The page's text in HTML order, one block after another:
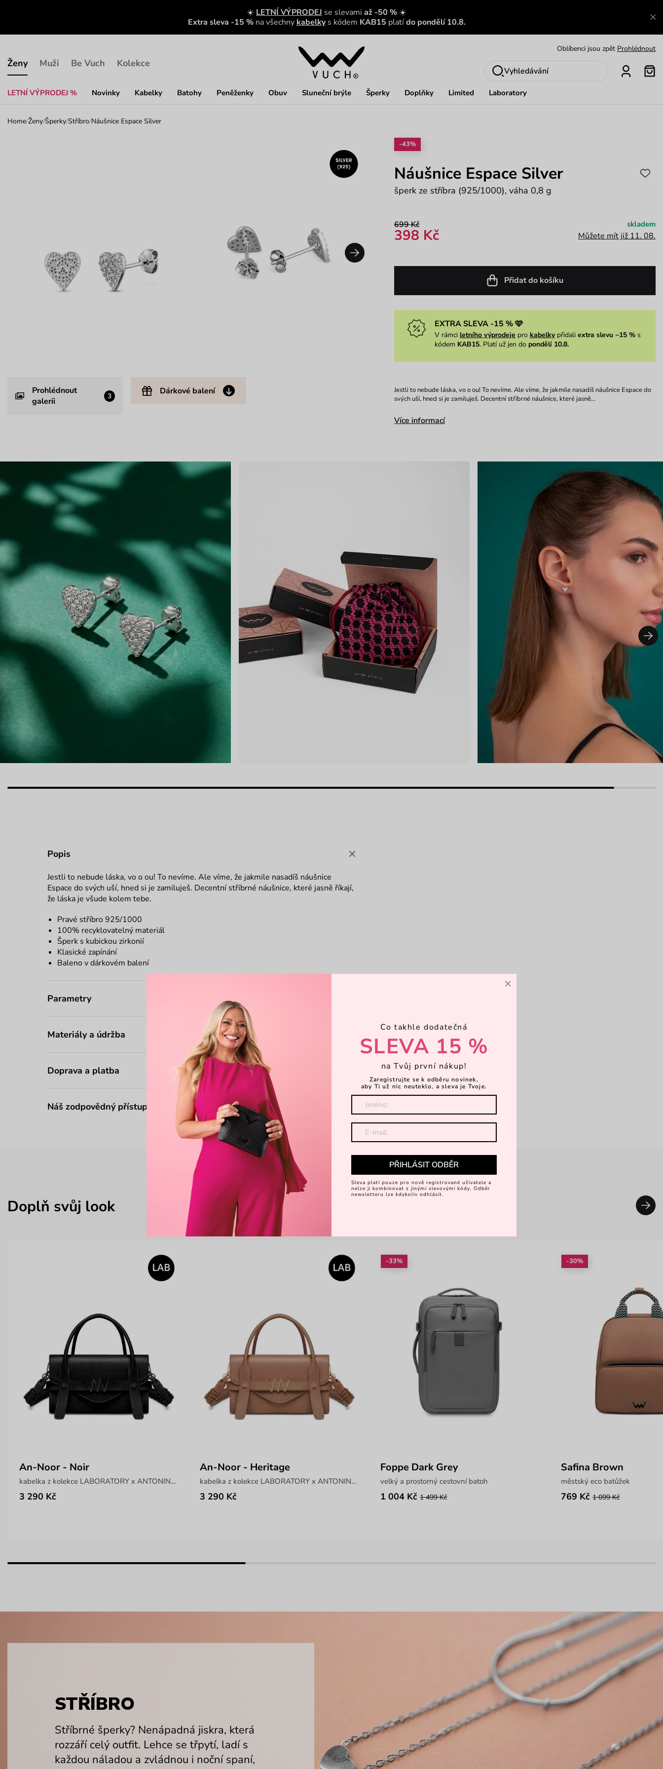
☀️ LETNÍ VÝPRODEJ se slevami až -50 % ☀️
Extra sleva -15 % na všechny kabelky s kódem KAB15 platído pondělí 10.8.
Ženy
LETNÍ VÝPRODEJ % Novinky Kabelky Batohy Peněženky Obuv Sluneční brýle Šperky Doplňky Limited Laboratory
Muži Be Vuch Kolekce
Oblíbenci jsou zpět Prohlédnout
Nech se inspirovat Ukázat
Vyhledávání
Home/Ženy/Šperky/Stříbro/Náušnice Espace Silver
Prohlédnout
galerii
3 Dárkové balení
-43%
Náušnice Espace Silver
šperk ze stříbra (925/1000), váha 0,8 g
699 Kč
398 Kč
skladem
Můžete mít již 11. 08.
Přidat do košíku
EXTRA SLEVA -15 % 🩷
V rámci letního výprodeje pro kabelkypřidali extra slevu −15 %s
kódem KAB15. Platí už jen do pondělí 10.8.
Jestli to nebude láska, vo o ou! To nevíme. Ale víme, že jakmile nasadíš náušnice Espace do
svých uší, hned si je zamiluješ. Decentní stříbrné náušnice, které jasně…
Více informací
Popis
Jestli to nebude láska, vo o ou! To nevíme. Ale víme, že jakmile nasadíš náušnice
Espace do svých uší, hned si je zamiluješ. Decentní stříbrné náušnice, které jasně říkají,
že láska je všude kolem tebe.
Pravé stříbro 925/1000
100% recyklovatelný materiál
Šperk s kubickou zirkonií
Klasické zapínání
Baleno v dárkovém balení
Parametry
Materiály a údržba
Doprava a platba
Náš zodpovědný přístup
Doplň svůj look
An-Noor - Noir
kabelka z kolekce LABORATORY x ANTONIN SIMON
3 290 Kč
An-Noor - Heritage
kabelka z kolekce LABORATORY x ANTONIN SIMON
3 290 Kč
-33%
Foppe Dark Grey
velký a prostorný cestovní batoh
1 004 Kč 1 499 Kč
-30%
Safina Brown
městský eco batůžek
769 Kč 1 099 Kč
STŘÍBRO
Stříbrné šperky? Nenápadná jiskra, která
rozzáří celý outfit. Lehce se třpytí, ladí s
každou náladou a zvládnou i noční spaní,
×
Co takhle dodatečná
SLEVA 15 %
na Tvůj první nákup!
Zaregistrujte se k odběru novinek,
aby Ti už nic neuteklo, a sleva je Tvoje.
PŘIHLÁSIT ODBĚR
Sleva platí pouze pro nově registrované uživatele a
nelze ji kombinovat s jinými slevovými kódy. Odběr
newsletteru lze kdykoliv odhlásit.